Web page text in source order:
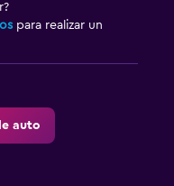
para realizar un
auto